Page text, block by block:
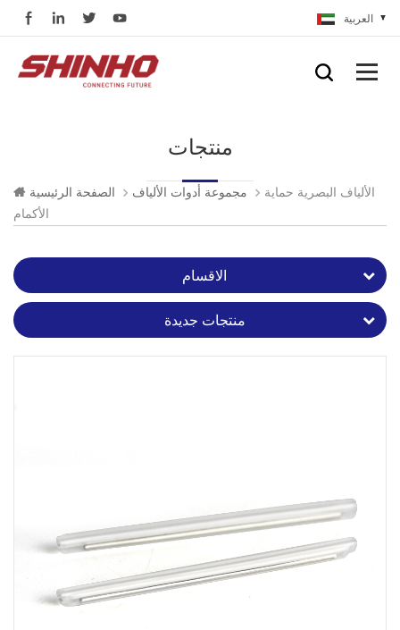
العربية
منتجات
الصفحة الرئيسية مجموعة أدوات الألياف
الألياف البصرية حماية
الأكمام
الاقسام
منتجات جديدة